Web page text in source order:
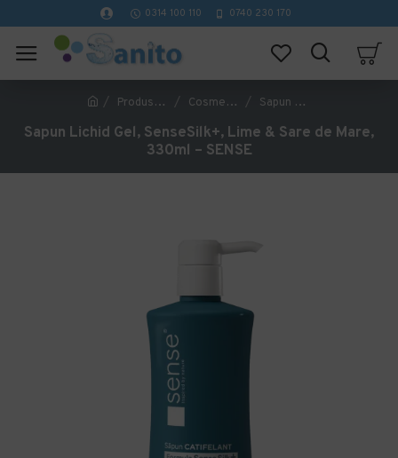
0314 100 110 0740 230 170
Produse Hoteliere Cosmetice Hoteliere Sapun Lichid Gel, SenseSilk+, Lime & Sare de Mare, 330ml – SENSE
Sapun Lichid Gel, SenseSilk+, Lime & Sare de Mare,
330ml – SENSE